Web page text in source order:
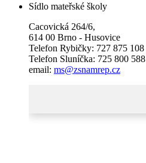
Sídlo mateřské školy
Cacovická 264/6,
614 00 Brno - Husovice
Telefon Rybičky: 727 875 108
Telefon Sluníčka: 725 800 588
email: ms@zsnamrep.cz